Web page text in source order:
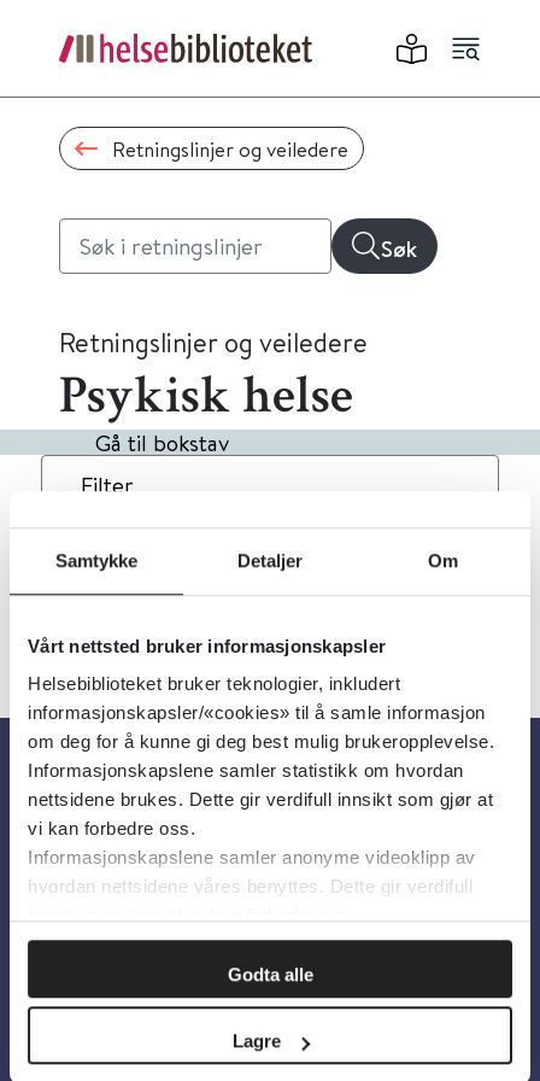
Samtykke Detaljer Om
Vårt nettsted bruker informasjonskapsler
Helsebiblioteket bruker teknologier, inkludert
informasjonskapsler/«cookies» til å samle informasjon
om deg for å kunne gi deg best mulig brukeropplevelse.
Informasjonskapslene samler statistikk om hvordan
nettsidene brukes. Dette gir verdifull innsikt som gjør at
vi kan forbedre oss.
Informasjonskapslene samler anonyme videoklipp av
hvordan nettsidene våres benyttes. Dette gir verdifull
Godta alle
Lagre
Retningslinjer og veiledere
Søk
Retningslinjer og veiledere
Psykisk helse
Gå til bokstav
Filter
4Treff Dato Alfabetisk
Om oss
Om Helsebiblioteket
Personvern og informasjonskapsler
Tilgjengelighetserklæring
Information in English
Bilder fra Colourbox.com